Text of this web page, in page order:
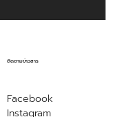
Facebook
Instagram
ติดตามข่าวสาร